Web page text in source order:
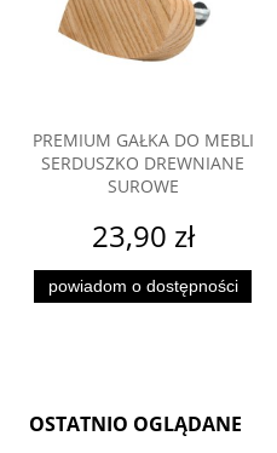
PREMIUM GAŁKA DO MEBLI
SERDUSZKO DREWNIANE
SUROWE
23,90 zł
powiadom o dostępności
OSTATNIO OGLĄDANE